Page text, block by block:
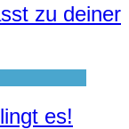
zu deiner
es!